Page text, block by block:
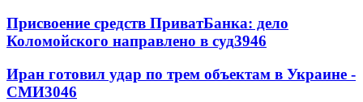
Присвоение средств ПриватБанка: дело
Коломойского направлено в суд3946
Иран готовил удар по трем объектам в Украине -
СМИ3046